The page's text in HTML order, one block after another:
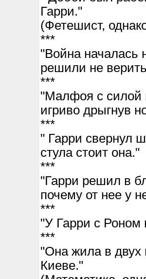
Гарри."
(Фетешист,
***
"Война началась
решили не
***
"Малфоя с силой
игриво дрыгнув
***
" Гарри свернул
стула стоит она."
***
"Гарри решил в
почему от нее у
***
"У Гарри с Роном
***
"Она жила в двух
Киеве."